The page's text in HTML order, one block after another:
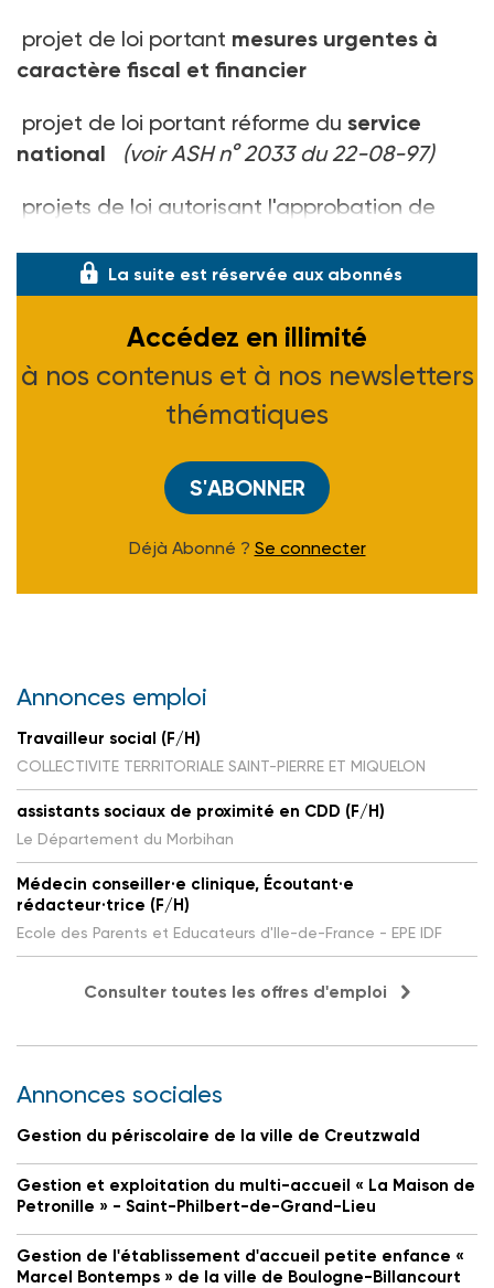
projet de loi portant mesures urgentes à
caractère fiscal et financier
projet de loi portant réforme du service
national
(voir ASH n° 2033 du 22-08-97)
projets de loi autorisant l'approbation de
La suite est réservée aux abonnés
Accédez en illimité
à nos contenus et à nos newsletters
thématiques
S'ABONNER
Déjà Abonné ? Se connecter
Annonces emploi
Travailleur social (F/H)
COLLECTIVITE TERRITORIALE SAINT-PIERRE ET MIQUELON
assistants sociaux de proximité en CDD (F/H)
Le Département du Morbihan
Médecin conseiller·e clinique, Écoutant·e
rédacteur·trice (F/H)
Ecole des Parents et Educateurs d'Ile-de-France - EPE IDF
Consulter toutes les offres d'emploi
Annonces sociales
Gestion du périscolaire de la ville de Creutzwald
Gestion et exploitation du multi-accueil « La Maison de
Petronille » - Saint-Philbert-de-Grand-Lieu
Gestion de l'établissement d'accueil petite enfance «
Marcel Bontemps » de la ville de Boulogne-Billancourt